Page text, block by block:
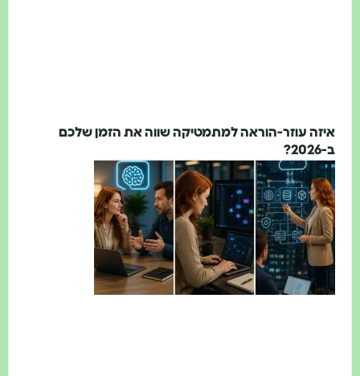
איזה עוזר-הוראה למתמטיקה שווה את הזמן שלכם